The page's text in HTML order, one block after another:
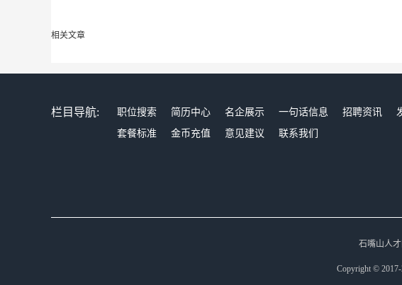
相关文章
栏目导航: 职位搜索 简历中心 名企展示 一句话信息 招聘资讯
套餐标准
金币充值 意见建议 联系我们
石嘴山人
Copyright ©